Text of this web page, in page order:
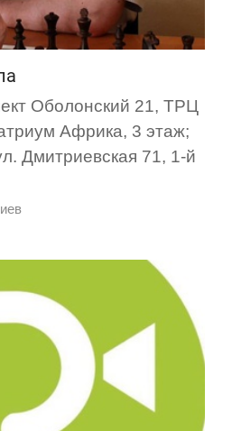
Оболонский 21, ТРЦ
Африка, 3 этаж;
Дмитриевская 71, 1-й